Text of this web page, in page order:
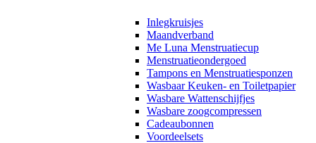
Inlegkruisjes
Maandverband
Me Luna Menstruatiecup
Menstruatieondergoed
Tampons en Menstruatiesponzen
Wasbaar Keuken- en Toiletpapier
Wasbare Wattenschijfjes
Wasbare zoogcompressen
Cadeaubonnen
Voordeelsets